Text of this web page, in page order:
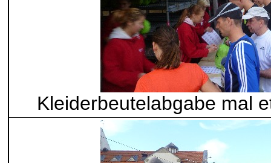
Kleiderbeutelabgabe mal